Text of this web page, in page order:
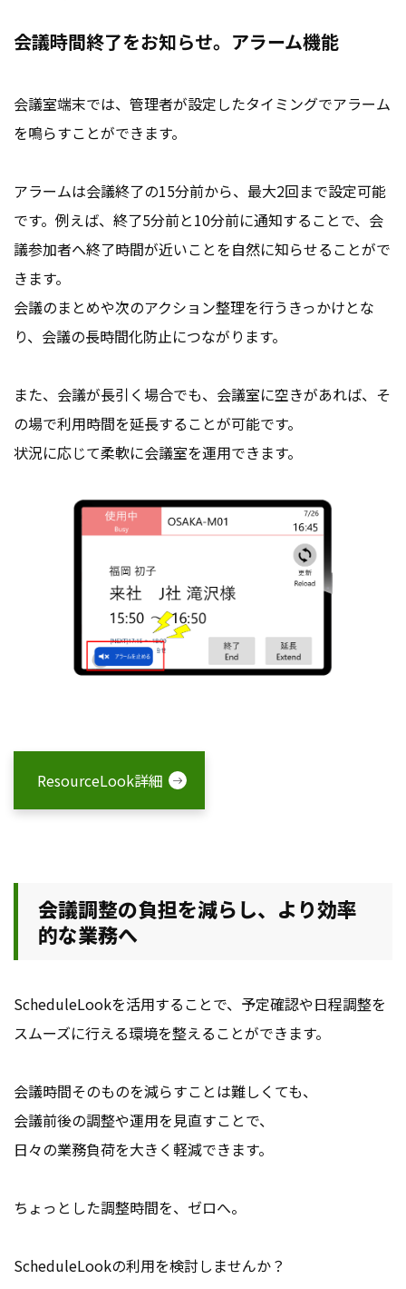
会議時間終了をお知らせ。アラーム機能
会議室端末では、管理者が設定したタイミングでアラーム
を鳴らすことができます。
アラームは会議終了の15分前から、最大2回まで設定可能
です。例えば、終了5分前と10分前に通知することで、会
議参加者へ終了時間が近いことを自然に知らせることがで
きます。
会議のまとめや次のアクション整理を行うきっかけとな
り、会議の長時間化防止につながります。
また、会議が長引く場合でも、会議室に空きがあれば、そ
の場で利用時間を延長することが可能です。
状況に応じて柔軟に会議室を運用できます。
ResourceLook詳細
会議調整の負担を減らし、より効率
的な業務へ
ScheduleLookを活用することで、予定確認や日程調整を
スムーズに行える環境を整えることができます。
会議時間そのものを減らすことは難しくても、
会議前後の調整や運用を見直すことで、
日々の業務負荷を大きく軽減できます。
ちょっとした調整時間を、ゼロへ。
ScheduleLookの利用を検討しませんか？